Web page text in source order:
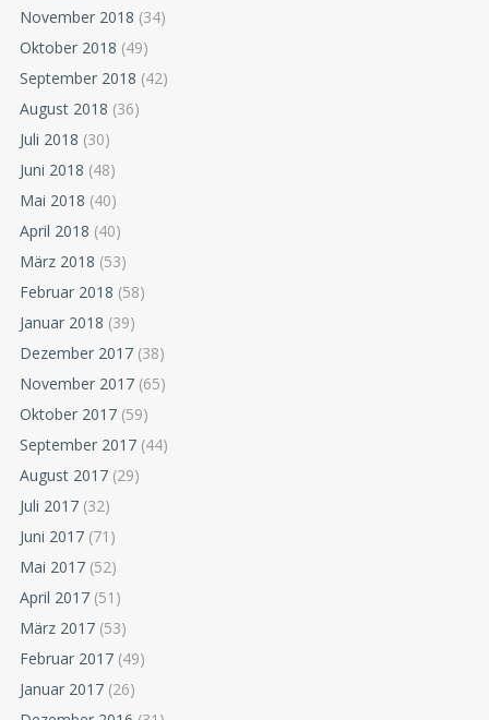
November 2018 (34)
Oktober 2018 (49)
September 2018 (42)
August 2018 (36)
Juli 2018 (30)
Juni 2018 (48)
Mai 2018 (40)
April 2018 (40)
März 2018 (53)
Februar 2018 (58)
Januar 2018 (39)
Dezember 2017 (38)
November 2017 (65)
Oktober 2017 (59)
September 2017 (44)
August 2017 (29)
Juli 2017 (32)
Juni 2017 (71)
Mai 2017 (52)
April 2017 (51)
März 2017 (53)
Februar 2017 (49)
Januar 2017 (26)